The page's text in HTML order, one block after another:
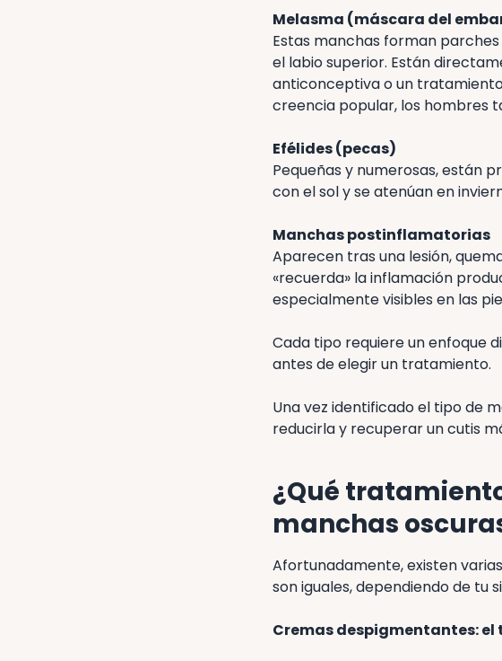
Melasma (máscara del
Estas manchas forman
el labio superior. Están
anticonceptiva o un
creencia popular, los hombres
Efélides (pecas)
Pequeñas y numerosas, están
con el sol y se atenúan en
Manchas postinflamatorias
Aparecen tras una lesión,
«recuerda» la inflamación
especialmente visibles en las
Cada tipo requiere un enfoque
antes de elegir un tratamiento.
Una vez identificado el tipo de
reducirla y recuperar un cutis
¿Qué
manchas
Afortunadamente, existen
son iguales, dependiendo de tu
Cremas despigmentantes: